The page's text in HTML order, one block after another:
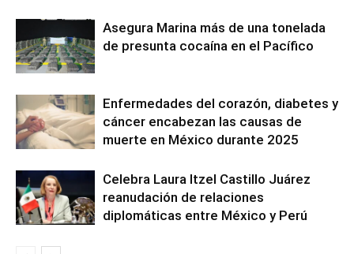
Asegura Marina más de una tonelada
de presunta cocaína en el Pacífico
Enfermedades del corazón, diabetes y
cáncer encabezan las causas de
muerte en México durante 2025
Celebra Laura Itzel Castillo Juárez
reanudación de relaciones
diplomáticas entre México y Perú